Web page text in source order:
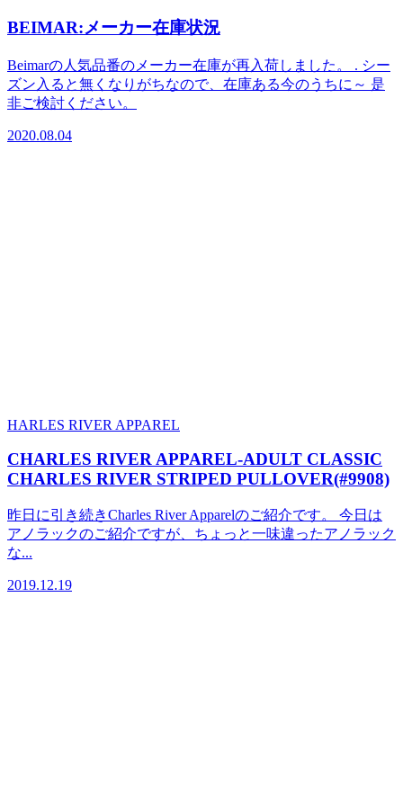
BEIMAR:メーカー在庫状況
Beimarの人気品番のメーカー在庫が再入荷しました。 . シー
ズン入ると無くなりがちなので、在庫ある今のうちに～ 是
非ご検討ください。
2020.08.04
HARLES RIVER APPAREL
CHARLES RIVER APPAREL-ADULT CLASSIC
CHARLES RIVER STRIPED PULLOVER(#9908)
昨日に引き続きCharles River Apparelのご紹介です。 今日は
アノラックのご紹介ですが、ちょっと一味違ったアノラック
な...
2019.12.19